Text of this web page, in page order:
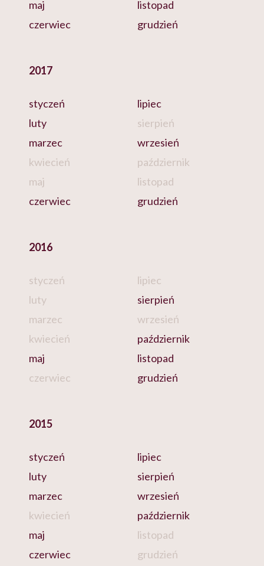
maj
czerwiec
listopad
grudzień
2017
styczeń
luty
marzec
kwiecień
maj
czerwiec
lipiec
sierpień
wrzesień
październik
listopad
grudzień
2016
styczeń
luty
marzec
kwiecień
maj
czerwiec
lipiec
sierpień
wrzesień
październik
listopad
grudzień
2015
styczeń
luty
marzec
kwiecień
maj
czerwiec
lipiec
sierpień
wrzesień
październik
listopad
grudzień